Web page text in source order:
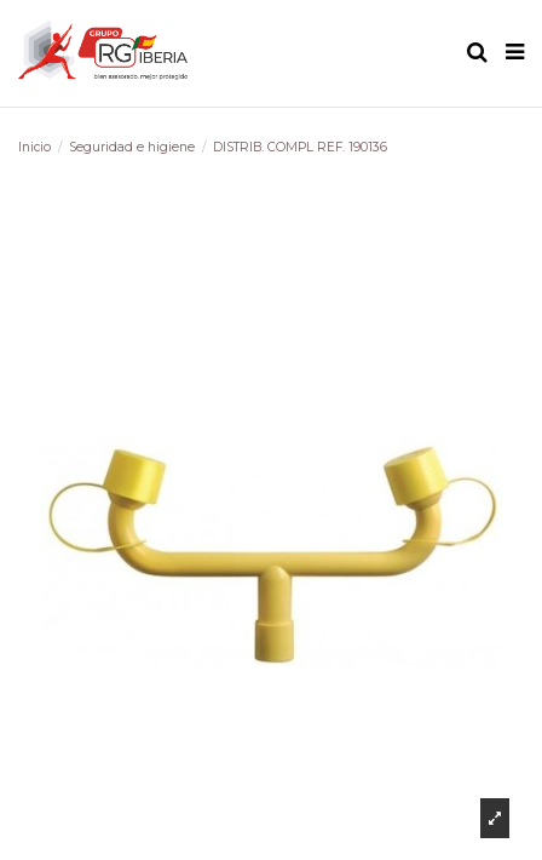
Inicio Seguridad e higiene DISTRIB. COMPL REF. 190136